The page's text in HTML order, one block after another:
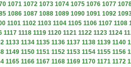
1071 1072 1073 1074 1075 1076 1077
1086 1087 1088 1089 1090 1091 1092
1101 1102 1103 1104 1105 1106 1107 1108
1117 1118 1119 1120 1121 1122 1123 1124
1133 1134 1135 1136 1137 1138 1139 1140
1149 1150 1151 1152 1153 1154 1155 1156
1165 1166 1167 1168 1169 1170 1171 1172